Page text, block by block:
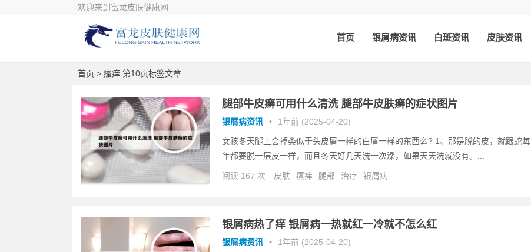
欢迎来到富龙皮肤健康网
首页 银屑病资讯 白斑资讯 皮肤资讯
首页 > 瘙痒 第10页标签文章
腿部牛皮癣可用什么清洗 腿部牛皮肤癣的症状图片
银屑病资讯 • 1年前 (2025-04-20)
女孩冬天腿上会掉类似于头皮屑一样的白屑一样的东西么? 1、那是脱的皮，就跟蛇每
年都要脱一层皮一样，而且冬天好几天洗一次澡，如果天天洗就没有。...
阅读 167 次 皮肤 瘙痒 腿部 治疗 银屑病
银屑病热了痒 银屑病一热就红一冷就不怎么红
银屑病资讯 • 1年前 (2025-04-20)